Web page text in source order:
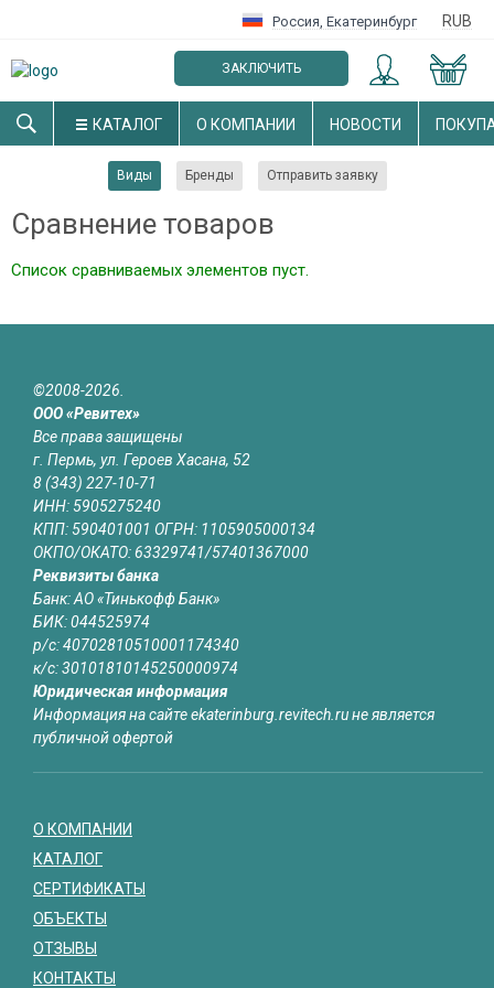
Россия, Екатеринбург RUB
ЗАКЛЮЧИТЬ
ОПТОВЫЙ ДОГОВОР
КАТАЛОГ О КОМПАНИИ НОВОСТИ
Виды Бренды Отправить заявку
Сравнение товаров
Список сравниваемых элементов пуст.
©2008-2026.
ООО «Ревитех»
Все права защищены
г. Пермь, ул. Героев Хасана, 52
8 (343) 227-10-71
ИНН: 5905275240
КПП: 590401001 ОГРН: 1105905000134
ОКПО/ОКАТО: 63329741/57401367000
Реквизиты банка
Банк: АО «Тинькофф Банк»
БИК: 044525974
р/с: 40702810510001174340
к/с: 30101810145250000974
Юридическая информация
Информация на сайте ekaterinburg.revitech.ru не является
публичной офертой
О КОМПАНИИ
КАТАЛОГ
СЕРТИФИКАТЫ
ОБЪЕКТЫ
ОТЗЫВЫ
КОНТАКТЫ